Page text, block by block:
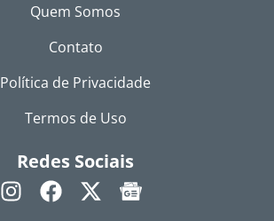
Quem Somos
Contato
Política de Privacidade
Termos de Uso
Redes Sociais